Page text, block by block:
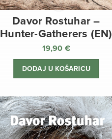
Davor Rostuhar –
Hunter-Gatherers (EN)
19,90 €
DODAJ U KOŠARICU